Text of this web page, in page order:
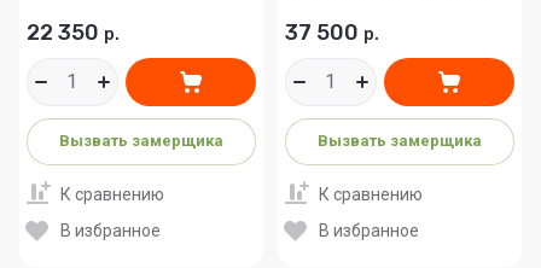
22 350 р.
Вызвать замерщика
К сравнению
В избранное
37 500 р.
Вызвать замерщика
К сравнению
В избранное